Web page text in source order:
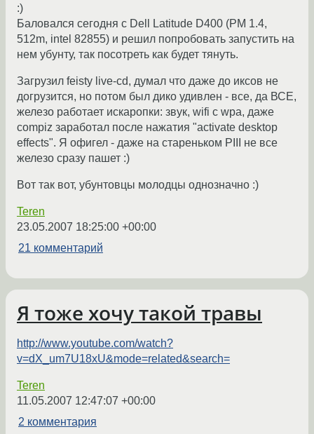
:)
Баловался сегодня с Dell Latitude D400 (PM 1.4,
512m, intel 82855) и решил попробовать запустить на
нем убунту, так посотреть как будет тянуть.
Загрузил feisty live-cd, думал что даже до иксов не
догрузится, но потом был дико удивлен - все, да ВСЕ,
железо работает искаропки: звук, wifi с wpa, даже
compiz заработал после нажатия "activate desktop
effects". Я офигел - даже на стареньком PIII не все
железо сразу пашет :)
Вот так вот, убунтовцы молодцы однозначно :)
Teren
23.05.2007 18:25:00 +00:00
21 комментарий
Я тоже хочу такой травы
http://www.youtube.com/watch?
v=dX_um7U18xU&mode=related&search=
Teren
11.05.2007 12:47:07 +00:00
2 комментария